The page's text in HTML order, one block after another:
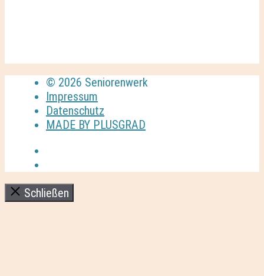
© 2026 Seniorenwerk
Impressum
Datenschutz
MADE BY PLUSGRAD
Schließen